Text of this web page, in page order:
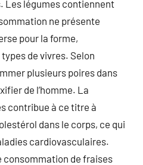
Les légumes contiennent
ne présente
pour la forme,
de vivres. Selon
plusieurs poires dans
de l’homme. La
contribue à ce titre à
dans le corps, ce qui
cardiovasculaires.
consommation de fraises